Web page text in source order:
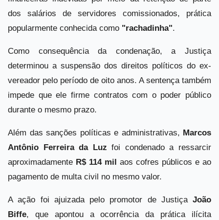
dos salários de servidores comissionados, prática
popularmente conhecida como "rachadinha".
Como consequência da condenação, a Justiça
determinou a suspensão dos direitos políticos do ex-
vereador pelo período de oito anos. A sentença também
impede que ele firme contratos com o poder público
durante o mesmo prazo.
Além das sanções políticas e administrativas, Marcos
Antônio Ferreira da Luz foi condenado a ressarcir
aproximadamente R$ 114 mil
aos cofres públicos e ao
pagamento de multa civil no mesmo valor.
A ação foi ajuizada pelo promotor de Justiça João
Biffe, que apontou a ocorrência da prática ilícita